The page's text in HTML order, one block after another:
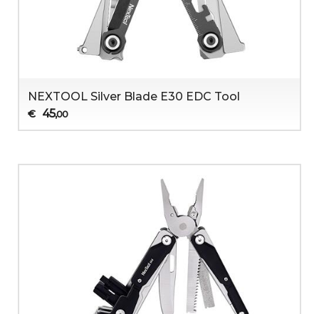
NEXTOOL Silver Blade E30 EDC Tool
€ 45,00